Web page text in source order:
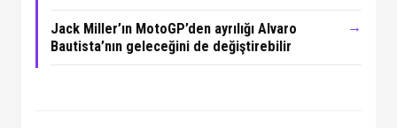
Jack Miller’ın MotoGP’den ayrılığı Alvaro
Bautista’nın geleceğini de değiştirebilir
→